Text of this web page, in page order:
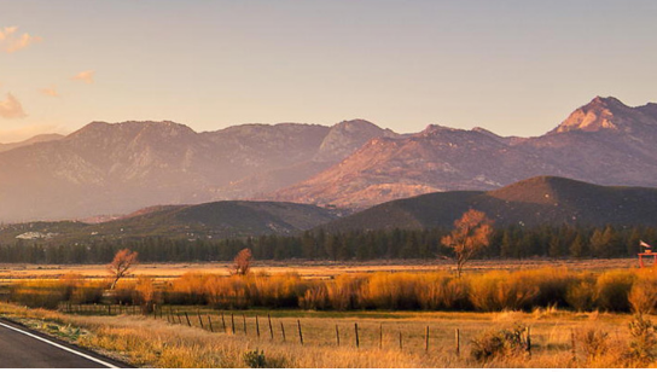
张艳萍首席咨询师
擅长：儿童青少年、亲子沟
通与亲职教育、恋爱婚姻与
亲密关系
在线预约>>
孙月芬首席咨询师